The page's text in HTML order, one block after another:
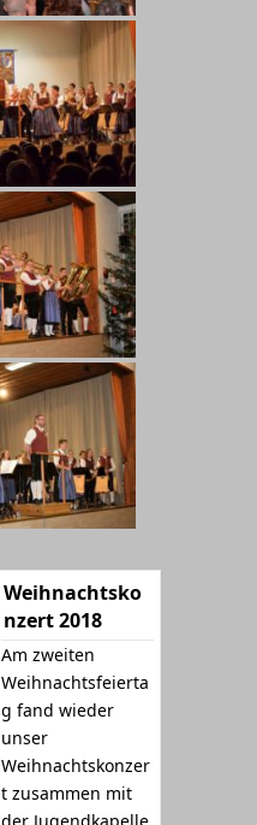
Weihnachtsko
nzert 2018
Am zweiten
Weihnachtsfeierta
g fand wieder
unser
Weihnachtskonzer
t zusammen mit
der Jugendkapelle